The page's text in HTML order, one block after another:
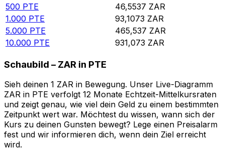
500 PTE 46,5537 ZAR
1.000 PTE 93,1073 ZAR
5.000 PTE 465,537 ZAR
10.000 PTE 931,073 ZAR
Schaubild – ZAR in PTE
Sieh deinen 1 ZAR in Bewegung. Unser Live-Diagramm
ZAR in PTE verfolgt 12 Monate Echtzeit-Mittelkursraten
und zeigt genau, wie viel dein Geld zu einem bestimmten
Zeitpunkt wert war. Möchtest du wissen, wann sich der
Kurs zu deinen Gunsten bewegt? Lege einen Preisalarm
fest und wir informieren dich, wenn dein Ziel erreicht
wird.